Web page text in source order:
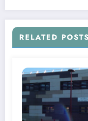
RELATED POSTS